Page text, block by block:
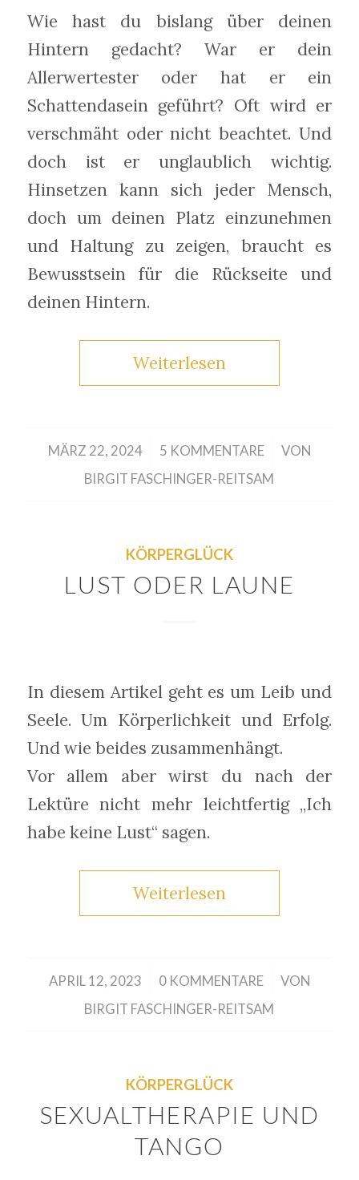
Wie hast du bislang über deinen
Hintern gedacht? War er dein
Allerwertester oder hat er ein
Schattendasein geführt? Oft wird er
verschmäht oder nicht beachtet. Und
doch ist er unglaublich wichtig.
Hinsetzen kann sich jeder Mensch,
doch um deinen Platz einzunehmen
und Haltung zu zeigen, braucht es
Bewusstsein für die Rückseite und
deinen Hintern.
Weiterlesen
MÄRZ 22, 2024
/ 5 KOMMENTARE
/
VON
BIRGIT FASCHINGER-REITSAM
KÖRPERGLÜCK
LUST ODER LAUNE
In diesem Artikel geht es um Leib und
Seele. Um Körperlichkeit und Erfolg.
Und wie beides zusammenhängt.
Vor allem aber wirst du nach der
Lektüre nicht mehr leichtfertig „Ich
habe keine Lust“ sagen.
Weiterlesen
APRIL 12, 2023
/ 0 KOMMENTARE
/
VON
BIRGIT FASCHINGER-REITSAM
KÖRPERGLÜCK
SEXUALTHERAPIE UND
TANGO